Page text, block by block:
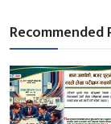
Recommended